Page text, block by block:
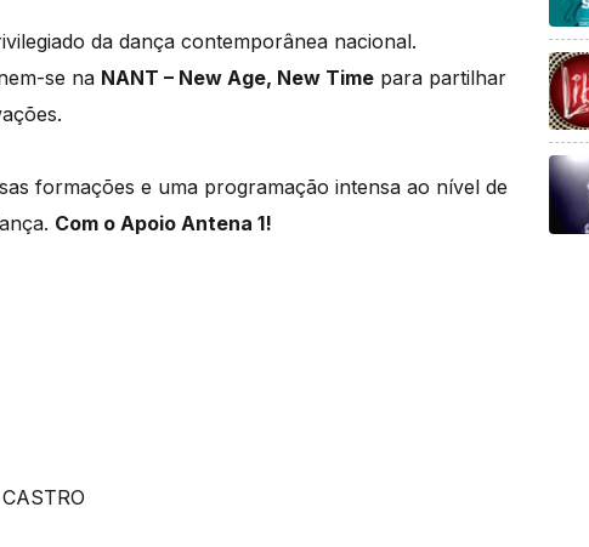
da dança contemporânea nacional.
se na NANT – New Age, New Time para partilhar
formações e uma programação intensa ao nível de
Com o Apoio Antena 1!